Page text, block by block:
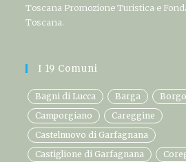
Toscana Promozione Turistica e
Toscana.
I 19 Comuni
Bagni di Lucca Barga
Camporgiano
Careggine
Castelnuovo di Garfagnana
Castiglione di Garfagnana